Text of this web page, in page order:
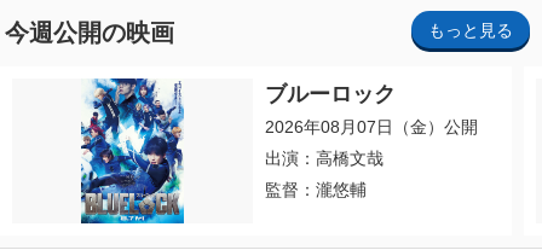
今週公開の映画 もっと見る
ブルーロック
2026年08月07日（金）公開
出演：高橋文哉
監督：瀧悠輔